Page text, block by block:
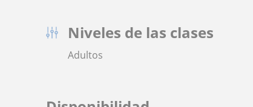
Niveles de las clases
Adultos